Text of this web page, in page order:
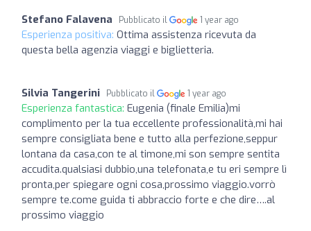
Stefano Falavena Pubblicato il 1 year ago
Esperienza positiva: Ottima assistenza ricevuta da
questa bella agenzia viaggi e biglietteria.
Silvia Tangerini Pubblicato il 1 year ago
Esperienza fantastica: Eugenia (finale Emilia)mi
complimento per la tua eccellente professionalità,mi hai
sempre consigliata bene e tutto alla perfezione,seppur
lontana da casa,con te al timone,mi son sempre sentita
accudita.qualsiasi dubbio,una telefonata,e tu eri sempre lì
pronta,per spiegare ogni cosa,prossimo viaggio.vorrò
sempre te.come guida ti abbraccio forte e che dire….al
prossimo viaggio